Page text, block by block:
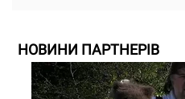
НОВИНИ ПАРТНЕРІВ